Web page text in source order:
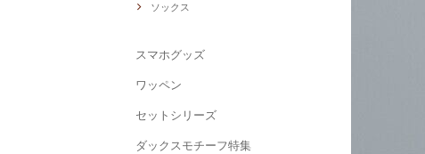
ソックス
スマホグッズ
ワッペン
セットシリーズ
ダックスモチーフ特集